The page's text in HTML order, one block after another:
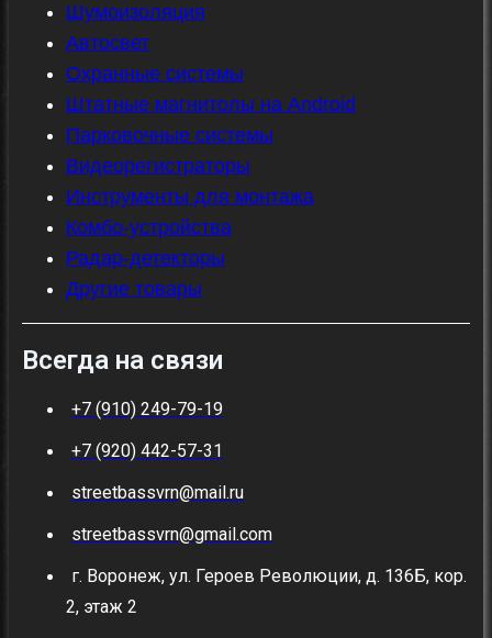
Шумоизоляция
Автосвет
Охранные системы
Штатные магнитолы на Android
Парковочные системы
Видеорегистраторы
Инструменты для монтажа
Комбо-устройства
Радар-детекторы
Другие товары
Всегда на связи
+7 (910) 249-79-19
+7 (920) 442-57-31
streetbassvrn@mail.ru
streetbassvrn@gmail.com
г. Воронеж, ул. Героев Революции, д. 136Б, кор.
2, этаж 2